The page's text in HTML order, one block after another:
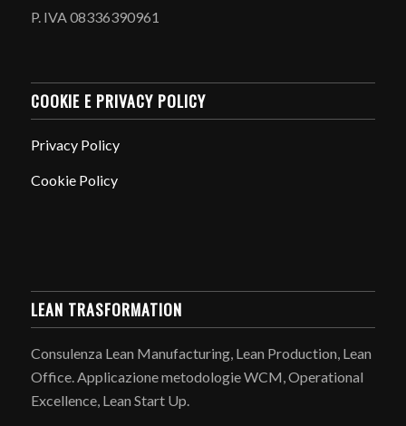
P. IVA 08336390961
COOKIE E PRIVACY POLICY
Privacy Policy
Cookie Policy
LEAN TRASFORMATION
Consulenza Lean Manufacturing, Lean Production, Lean
Office. Applicazione metodologie WCM, Operational
Excellence, Lean Start Up.